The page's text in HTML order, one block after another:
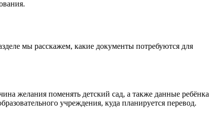
мы расскажем, какие документы потребуются для
желания поменять детский сад, а также данные ребёнка
учреждения, куда планируется перевод.